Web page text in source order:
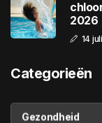
2026
14
Categorieën
Gezondheid